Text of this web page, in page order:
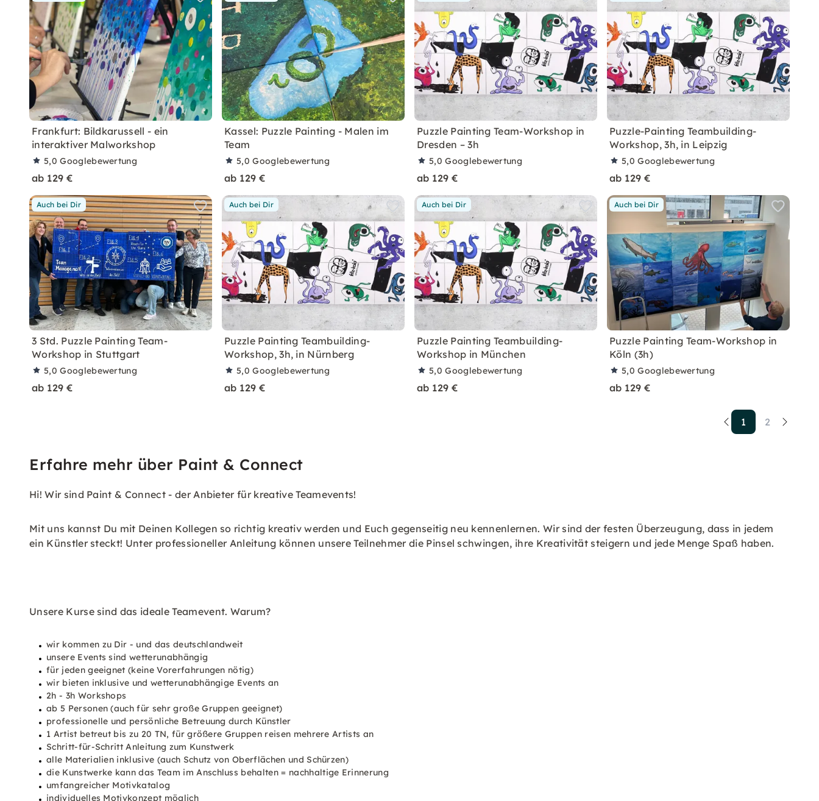
Frankfurt: Bildkarussell - ein
interaktiver Malworkshop
5,0Googlebewertung
ab 129 €
Kassel: Puzzle Painting - Malen im
Team
5,0Googlebewertung
ab 129 €
Puzzle Painting Team-Workshop in
Dresden – 3h
5,0Googlebewertung
ab 129 €
Puzzle-Painting Teambuilding-
Workshop, 3h, in Leipzig
5,0Googlebewertung
ab 129 €
Auch bei Dir
3 Std. Puzzle Painting Team-
Workshop in Stuttgart
5,0Googlebewertung
ab 129 €
Auch bei Dir
Puzzle Painting Teambuilding-
Workshop, 3h, in Nürnberg
5,0Googlebewertung
ab 129 €
Auch bei Dir
Puzzle Painting Teambuilding-
Workshop in München
5,0Googlebewertung
ab 129 €
Auch bei Dir
Puzzle Painting Team-Workshop in
Köln (3h)
5,0Googlebewertung
ab 129 €
1 2
Erfahre mehr über Paint & Connect
Hi! Wir sind Paint & Connect - der Anbieter für kreative Teamevents!
Mit uns kannst Du mit Deinen Kollegen so richtig kreativ werden und Euch gegenseitig neu kennenlernen. Wir sind der festen Überzeugung, dass in jedem
ein Künstler steckt! Unter professioneller Anleitung können unsere Teilnehmer die Pinsel schwingen, ihre Kreativität steigern und jede Menge Spaß haben.
Unsere Kurse sind das ideale Teamevent. Warum?
wir kommen zu Dir - und das deutschlandweit
unsere Events sind wetterunabhängig
für jeden geeignet (keine Vorerfahrungen nötig)
wir bieten inklusive und wetterunabhängige Events an
2h - 3h Workshops
ab 5 Personen (auch für sehr große Gruppen geeignet)
professionelle und persönliche Betreuung durch Künstler
1 Artist betreut bis zu 20 TN, für größere Gruppen reisen mehrere Artists an
Schritt-für-Schritt Anleitung zum Kunstwerk
alle Materialien inklusive (auch Schutz von Oberflächen und Schürzen)
die Kunstwerke kann das Team im Anschluss behalten = nachhaltige Erinnerung
umfangreicher Motivkatalog
individuelles Motivkonzept möglich